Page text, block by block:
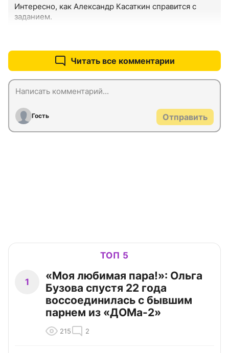
Интересно, как Александр Касаткин справится с
заданием.
Читать все комментарии
Гость Отправить
ТОП 5
1
«Моя любимая пара!»: Ольга
Бузова спустя 22 года
воссоединилась с бывшим
парнем из «ДОМа-2»
215 2